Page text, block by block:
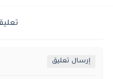
إرسال تعليق